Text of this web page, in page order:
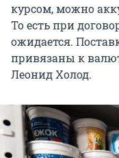
курсом, можно
То есть при
ожидается.
привязаны к
Леонид Холод.